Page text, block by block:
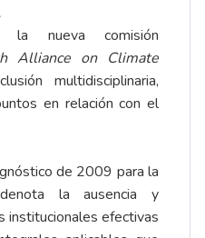
la nueva comisión
Alliance on Climate
multidisciplinaria,
en relación con el
de 2009 para la
la ausencia y
institucionales efectivas